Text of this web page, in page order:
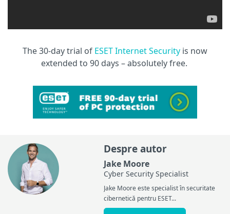
The 30-day trial of ESET Internet Security is now
extended to 90 days – absolutely free.
Despre autor
Jake Moore
Cyber Security Specialist
Jake Moore este specialist în securitate
cibernetică pentru ESET...